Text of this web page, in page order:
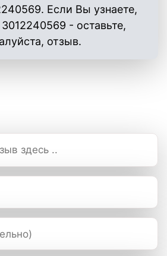
Если Вы узнаете,
3012240569 - оставьте,
отзыв.